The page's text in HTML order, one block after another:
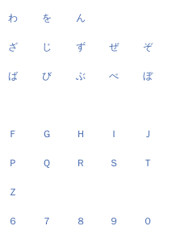
わ を ん
ざ じ ず ぜ ぞ
ば び ぶ べ ぼ
Ｆ Ｇ Ｈ Ｉ Ｊ
Ｐ Ｑ Ｒ Ｓ Ｔ
Ｚ
６ ７ ８ ９ ０